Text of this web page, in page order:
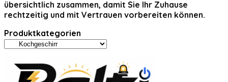
übersichtlich zusammen, damit Sie Ihr Zuhause
rechtzeitig und mit Vertrauen vorbereiten können.
Produktkategorien